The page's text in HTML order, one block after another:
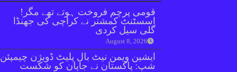
قومی پرچم فروخت ہوتے تھے مگر!
اسسٹنٹ کمشنر نے کراچی کی جھنڈا
گلی سیل کردی
August 8, 2026
ایشین ویمن نیٹ بال پلیٹ ڈویژن چیمپئن
شپ: پاکستان نے جاپان کو شکست